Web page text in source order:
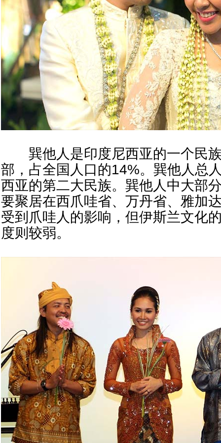
巽他人是印度尼西亚的一个民族
部，占全国人口的14%。巽他人总
西亚的第二大民族。巽他人中大部
要聚居在西爪哇省、万丹省、雅加
受到爪哇人的影响，但伊斯兰文化
度则较弱。